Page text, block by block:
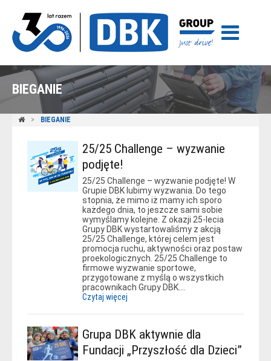
BIEGANIE
BIEGANIE
25/25 Challenge – wyzwanie
podjęte!
25/25 Challenge – wyzwanie podjęte! W
Grupie DBK lubimy wyzwania. Do tego
stopnia, że mimo iż mamy ich sporo
każdego dnia, to jeszcze sami sobie
wymyślamy kolejne. Z okazji 25-lecia
Grupy DBK wystartowaliśmy z akcją
25/25 Challenge, której celem jest
promocja ruchu, aktywności oraz postaw
proekologicznych. 25/25 Challenge to
firmowe wyzwanie sportowe,
przygotowane z myślą o wszystkich
pracownikach Grupy DBK.…
Czytaj więcej
Grupa DBK aktywnie dla
Fundacji „Przyszłość dla Dzieci”